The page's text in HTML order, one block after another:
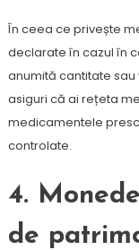
În ceea ce privește
declarate în cazul în
anumită cantitate
asiguri că ai rețeta
medicamentele
controlate.
4.
de